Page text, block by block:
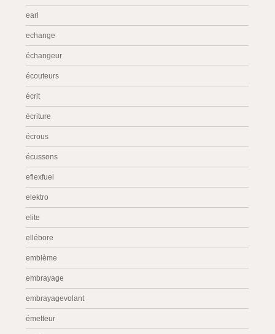
earl
echange
échangeur
écouteurs
écrit
écriture
écrous
écussons
eflexfuel
elektro
elite
ellébore
emblème
embrayage
embrayagevolant
émetteur